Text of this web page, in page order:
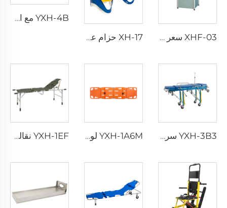
XHF-03 سعر منخفض لطاولة سرير بلاستيكية XH-17 حزام عنقي
YXH-4B مع الأحزمة في نقل المرضى بالملعقة المستشفى
YXH-3B3 سرير إسعاف طبي قابل للطي احترافي الطوارئ YXH-1A6M لوح عمود فقري بلاستيكي لسيارات الإسعاف YXH-1EF نقالة عسكرية قابلة للطي من الألمنيوم